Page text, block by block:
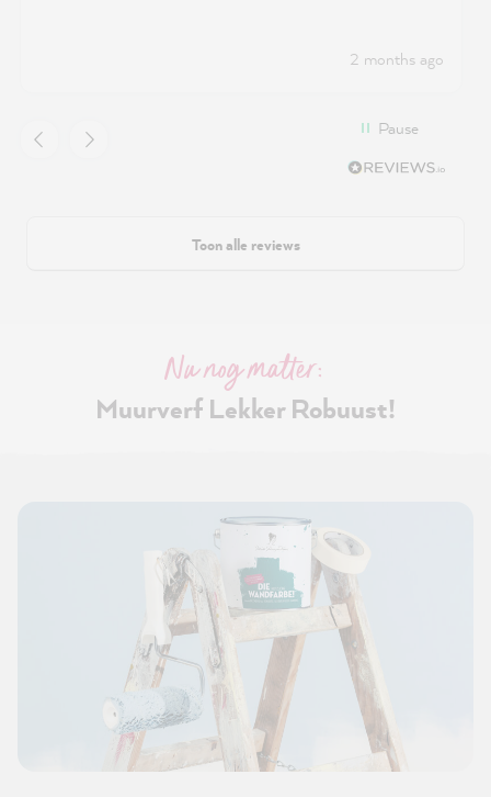
2 months ago
Pause
Toon alle reviews
Nu nog matter:
Muurverf Lekker Robuust!